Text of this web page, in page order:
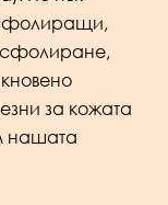
за кожата
нашата